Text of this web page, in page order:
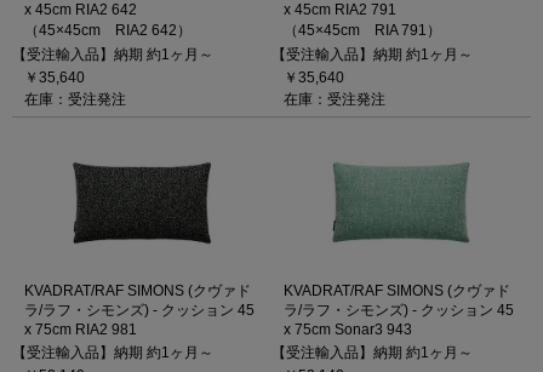
x 45cm RIA2 642
（45×45cm RIA2 642）
【受注輸入品】納期 約1ヶ月～
￥35,640
在庫：受注発注
x 45cm RIA2 791
（45×45cm RIA 791）
【受注輸入品】納期 約1ヶ月～
￥35,640
在庫：受注発注
KVADRAT/RAF SIMONS (クヴァド
ラ/ラフ・シモンズ) - クッション 45
x 75cm RIA2 981
【受注輸入品】納期 約1ヶ月～
KVADRAT/RAF SIMONS (クヴァド
ラ/ラフ・シモンズ) - クッション 45
x 75cm Sonar3 943
【受注輸入品】納期 約1ヶ月～